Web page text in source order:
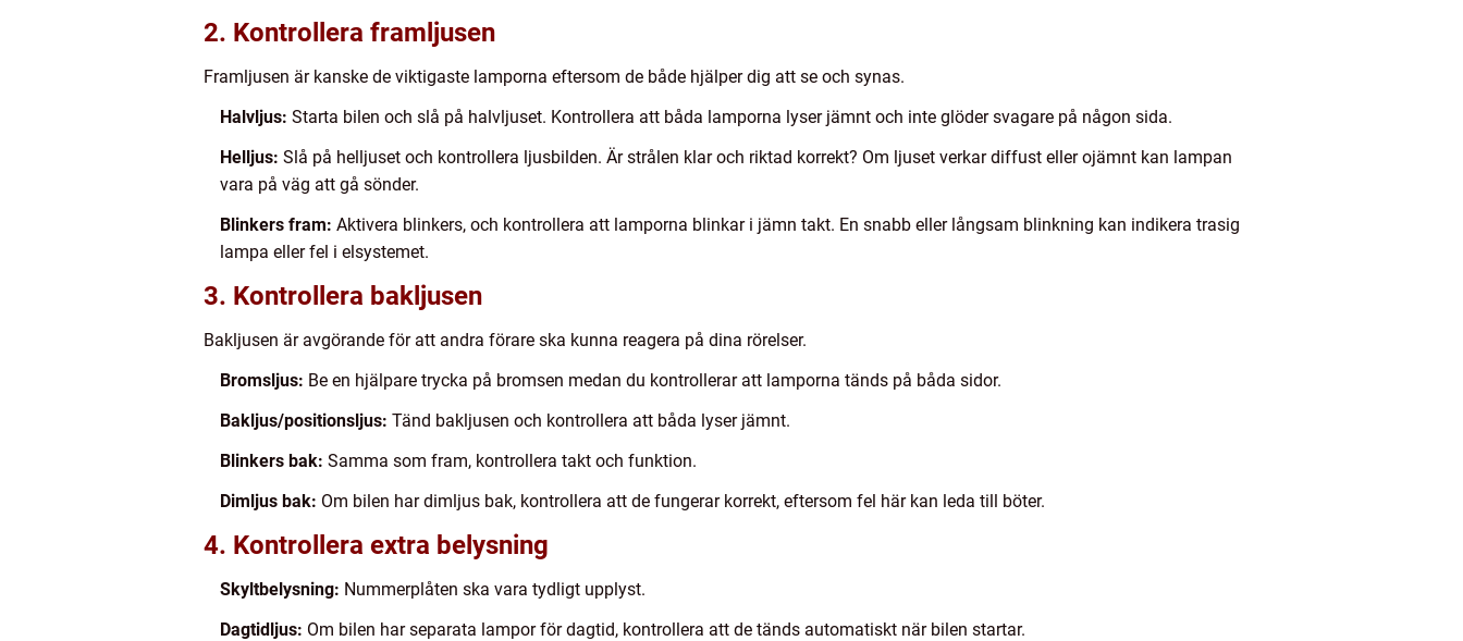
2. Kontrollera framljusen
Framljusen är kanske de viktigaste lamporna eftersom de både hjälper dig att se och synas.
Halvljus: Starta bilen och slå på halvljuset. Kontrollera att båda lamporna lyser jämnt och inte glöder svagare på någon sida.
Helljus: Slå på helljuset och kontrollera ljusbilden. Är strålen klar och riktad korrekt? Om ljuset verkar diffust eller ojämnt kan lampan
vara på väg att gå sönder.
Blinkers fram: Aktivera blinkers, och kontrollera att lamporna blinkar i jämn takt. En snabb eller långsam blinkning kan indikera trasig
lampa eller fel i elsystemet.
3. Kontrollera bakljusen
Bakljusen är avgörande för att andra förare ska kunna reagera på dina rörelser.
Bromsljus: Be en hjälpare trycka på bromsen medan du kontrollerar att lamporna tänds på båda sidor.
Bakljus/positionsljus: Tänd bakljusen och kontrollera att båda lyser jämnt.
Blinkers bak: Samma som fram, kontrollera takt och funktion.
Dimljus bak: Om bilen har dimljus bak, kontrollera att de fungerar korrekt, eftersom fel här kan leda till böter.
4. Kontrollera extra belysning
Skyltbelysning: Nummerplåten ska vara tydligt upplyst.
Dagtidljus: Om bilen har separata lampor för dagtid, kontrollera att de tänds automatiskt när bilen startar.